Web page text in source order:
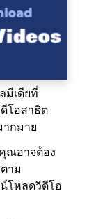
มีเดียที่
โอสาธิต
ากมาย
ณอาจต้อง
าม
โหลดวิดีโอ